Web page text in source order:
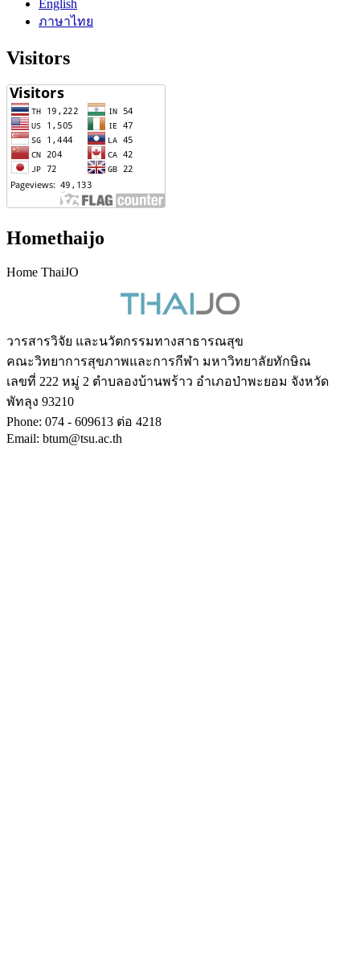
English
ภาษาไทย
Visitors
Homethaijo
Home ThaiJO
วารสารวิจัย และนวัตกรรมทางสาธารณสุข
คณะวิทยาการสุขภาพและการกีฬา มหาวิทยาลัยทักษิณ
เลขที่ 222 หมู่ 2 ตำบลองบ้านพร้าว อำเภอป่าพะยอม จังหวัด
พัทลุง 93210
Phone: 074 - 609613 ต่อ 4218
Email: btum@tsu.ac.th